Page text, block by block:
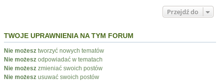
Przejdź do
TWOJE UPRAWNIENIA NA TYM FORUM
Nie możesz tworzyć nowych tematów
Nie możesz odpowiadać w tematach
Nie możesz zmieniać swoich postów
Nie możesz usuwać swoich postów